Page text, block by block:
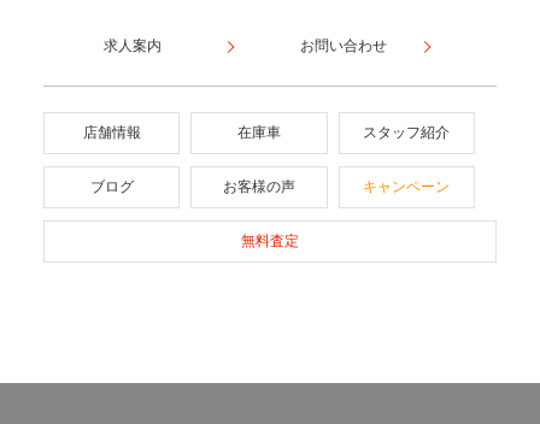
求人案内 お問い合わせ
店舗情報 在庫車 スタッフ紹介
ブログ お客様の声 キャンペーン
無料査定